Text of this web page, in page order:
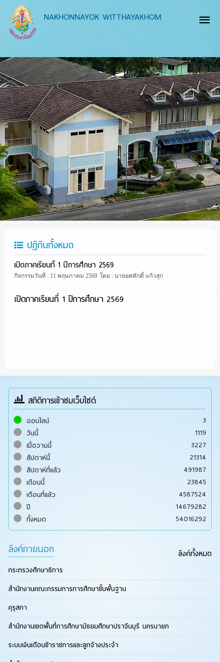
NAKHONNAYOK WITTHAYAKHOM
ปฏิทินทั้งหมด
เปิดภาคเรียนที่ 1 ปีการศึกษา 2569
กิจกรรมวันที่ : 11 พฤษภาคม 2569 โดย : นายยศศักดิ์ แก้วสุก
เปิดภาคเรียนที่ 1 ปีการศึกษา 2569
สถิติการเข้าชมเว็บไซต์
ออนไลน์
3
วันนี้
1119
เมื่อวานนี้
3227
สัปดาห์นี้
21314
สัปดาห์ที่แล้ว
491987
เดือนนี้
23845
เดือนที่แล้ว
4587524
ปี
14679282
ทั้งหมด
54016292
ลิงค์ภายนอก ลิงค์ทั้งหมด
กระทรวงศึกษาธิการ
สำนักงานคณะกรรมการการศึกษาขั้นพื้นฐาน
คุรุสภา
สำนักงานเขตพื้นที่การศึกษามัธยมศึกษาปราจีนบุรี นครนายก
ระบบเงินเดือนข้าราชการและลูกจ้างประจำ